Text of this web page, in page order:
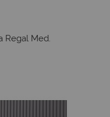
Regal Med.